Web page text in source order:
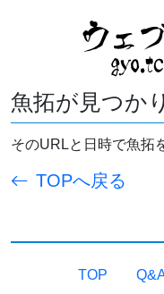
魚拓が見つか
そのURLと日時で魚拓
TOPへ戻る
TOP